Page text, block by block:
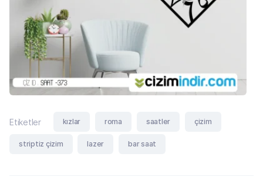
Etiketler kızlar roma saatler çizim
striptiz çizim lazer bar saat